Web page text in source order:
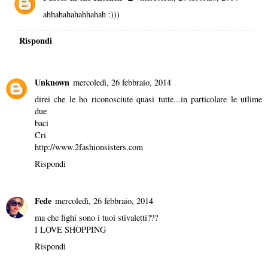
ahhahahahahhahah :)))
Rispondi
Unknown mercoledì, 26 febbraio, 2014
direi che le ho riconosciute quasi tutte...in particolare le utlime
due
baci
Cri
http://www.2fashionsisters.com
Rispondi
Fede mercoledì, 26 febbraio, 2014
ma che fighi sono i tuoi stivaletti???
I LOVE SHOPPING
Rispondi